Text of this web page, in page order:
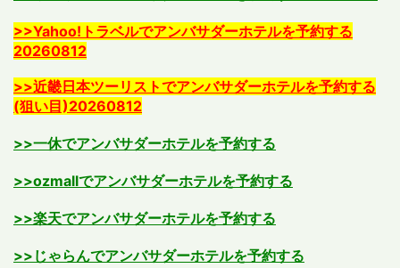
>>Yahoo!トラベルでアンバサダーホテルを予約する
20260812
>>近畿日本ツーリストでアンバサダーホテルを予約する
(狙い目)20260812
>>一休でアンバサダーホテルを予約する
>>ozmallでアンバサダーホテルを予約する
>>楽天でアンバサダーホテルを予約する
>>じゃらんでアンバサダーホテルを予約する